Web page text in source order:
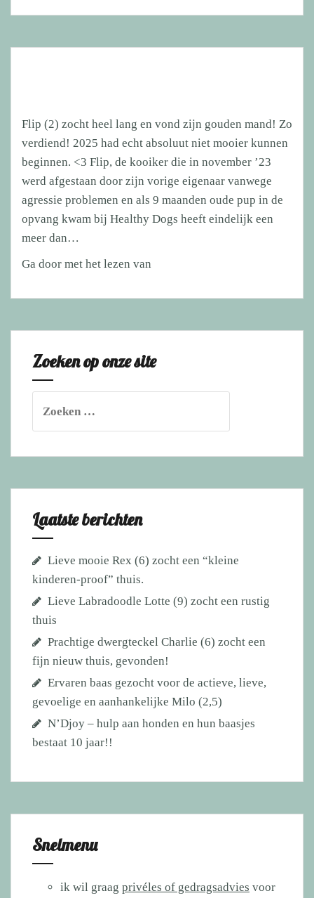
Flip (2) zocht heel lang en vond zijn gouden mand! Zo
verdiend! 2025 had echt absoluut niet mooier kunnen
beginnen. <3 Flip, de kooiker die in november ’23
werd afgestaan door zijn vorige eigenaar vanwege
agressie problemen en als 9 maanden oude pup in de
opvang kwam bij Healthy Dogs heeft eindelijk een
meer dan…
Ga door met het lezen van
zocht
en
zijn
mand!
Zoeken op onze site
naar:
Laatste berichten
Lieve mooie Rex (6) zocht een “kleine
kinderen-proof” thuis.
Lieve Labradoodle Lotte (9) zocht een rustig
thuis
Prachtige dwergteckel Charlie (6) zocht een
fijn nieuw thuis, gevonden!
Ervaren baas gezocht voor de actieve, lieve,
gevoelige en aanhankelijke Milo (2,5)
N’Djoy – hulp aan honden en hun baasjes
bestaat 10 jaar!!
Snelmenu
ik wil graag privéles of gedragsadvies voor